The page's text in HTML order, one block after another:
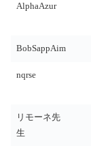
AlphaAzur
BobSappAim
nqrse
リモーネ先
生